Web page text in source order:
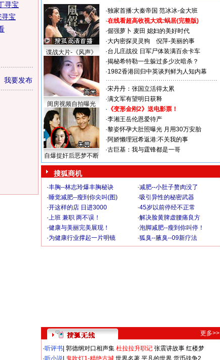
寻宝
宝
我要发布
谍战大片-《风声》
闺房视频自拍曝光
自爆捉奸后恶梦不断
·独家首播:大秦帝国 范冰冰-金大班
·在线看超高收视大戏:蜗居(完整版)
·倔强萝卜 麦田 媳妇的美好时代
·大内密探灵灵狗
倪萍-美丽的事
·台儿庄战役 日军尸体装满百余卡车
·揭秘希特勒一生躲过多少次暗杀？
·1982香港回归中英谈判鲜为人知内幕
·宋丹丹：张国立活得太累
·满文军有望明日获释
· 《变形金刚2》送电影票！
·李湘王岳伦恩爱待产
·黎姿怀孕大肚照曝光 月用30万安胎
·阿娇懒理冠希返港:不关我的事
·古巨基：我与霆锋都是一哥
搜狐商机
·丰胸--林志玲爆丰胸秘诀 ·减肥--小肚子赘肉没了
·睡觉减肥--瘦到你尖叫(图) ·吸引异性的秘密武器
·开这样的店 日进3000 ·45岁以前停经不正常
·上班 兼职 两不误！ ·解决脸黄脾虚腰痛良方
·健康与美丽完美展现！ ·泡脚减肥--瘦到你叫停！
·为健康行业撑起一片明镜 ·狐臭--腋臭--09新疗法
更多>>
·听评书 郭德纲对口相声集 杜拉拉升职记 张震讲故事 红楼梦
·听小说 鬼吹灯1-精绝古城 世界名著 平凡的世界 货币战争2